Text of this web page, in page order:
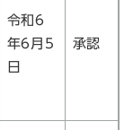
令和6
年6月5
日
承認